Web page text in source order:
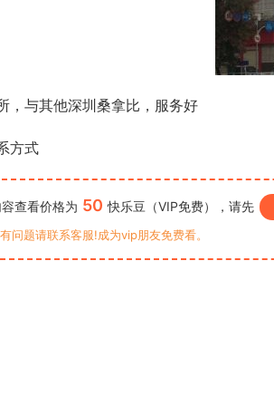
，与其他深圳桑拿比，服务好
方式
查看价格为 50 快乐豆（VIP免费），请先
问题请联系客服!成为vip朋友免费看。